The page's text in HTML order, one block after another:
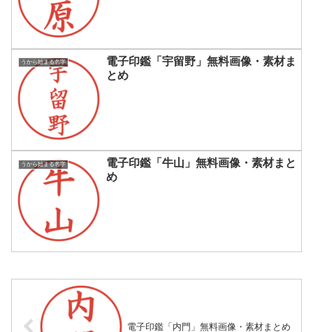
うから始まる名字
電子印鑑「宇留野」無料画像・素材ま
とめ
うから始まる名字
電子印鑑「牛山」無料画像・素材まと
め
電子印鑑「内門」無料画像・素材まとめ